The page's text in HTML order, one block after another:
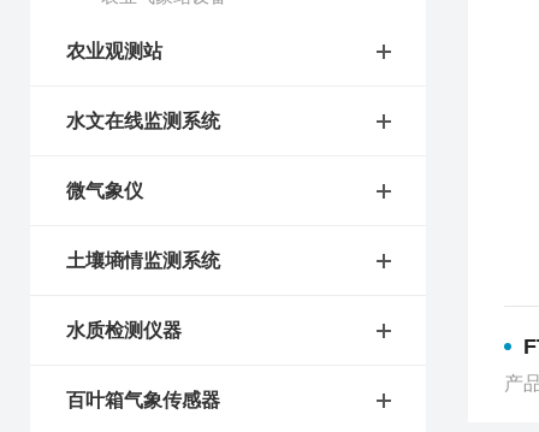
农业观测站
水文在线监测系统
微气象仪
土壤墒情监测系统
水质检测仪器
百叶箱气象传感器
产